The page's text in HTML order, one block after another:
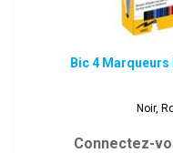
Bic 4
Noir,
Connectez-